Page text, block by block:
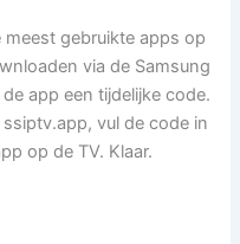
meest gebruikte apps op
via de Samsung
app een tijdelijke code.
vul de code in
op de TV. Klaar.